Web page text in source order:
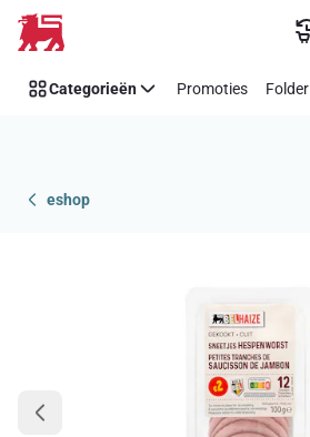
Overslaan
Categorieën Promoties Folder
eshop